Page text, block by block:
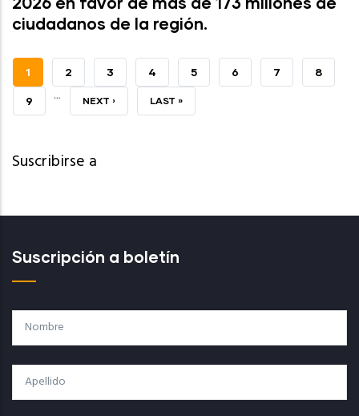
ciudadanos de la región.
PÁGINA
ACTUAL
1 PAGE
2 PAGE
3 PAGE
4 PAGE
5 PAGE
6 PAGE
7 PAGE
8
PAGE
9 … SIGUIENTE
NEXT › ÚLTIMA
LAST »
Suscribirse a
Suscripción a boletín
Nombre
Apellido